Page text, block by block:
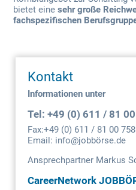
bietet einesehr große
fachspezifischen
Kontakt
Informationen unter
Tel: +49 (0) 611 / 81
Fax:+49 (0) 611 / 81 00 758
Email: info@jobbörse.de
Ansprechpartner Markus
CareerNetwork